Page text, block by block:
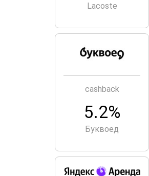
Lacoste
cashback
5.2%
Буквоед